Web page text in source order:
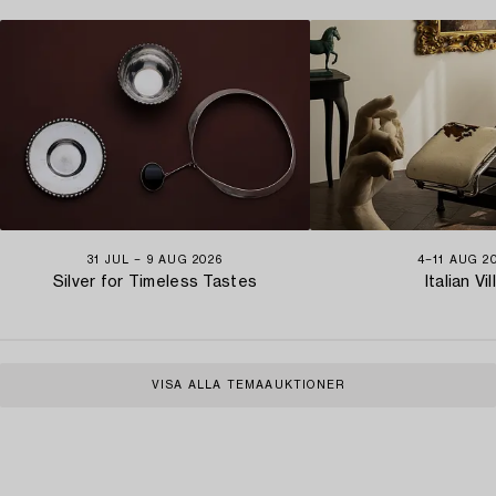
31 JUL − 9 AUG 2026
Silver for Timeless Tastes
4−11 AUG
Italian
VISA ALLA TEMAAUKTIONER